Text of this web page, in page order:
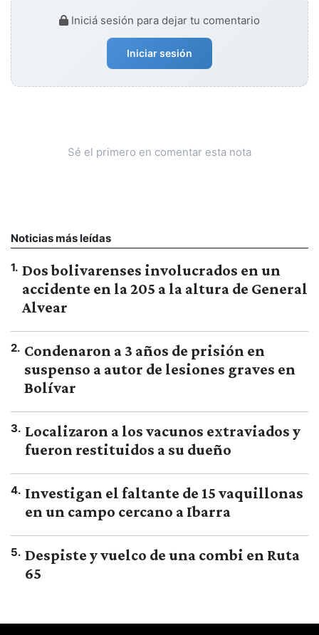
Iniciá sesión para dejar tu comentario
Iniciar sesión
Sé el primero en comentar esta nota
Noticias más leídas
1. Dos bolivarenses involucrados en un
accidente en la 205 a la altura de General
Alvear
2. Condenaron a 3 años de prisión en
suspenso a autor de lesiones graves en
Bolívar
3. Localizaron a los vacunos extraviados y
fueron restituidos a su dueño
4. Investigan el faltante de 15 vaquillonas
en un campo cercano a Ibarra
5. Despiste y vuelco de una combi en Ruta
65